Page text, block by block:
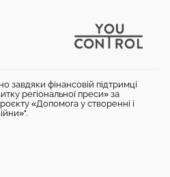
завдяки фінансовій підтримці
регіональної преси» за
«Допомога у створенні і